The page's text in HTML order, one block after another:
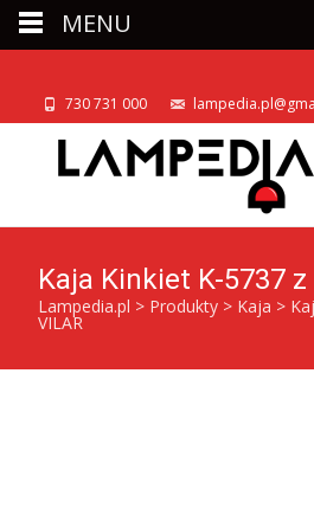
730 731 000
Kaja Kinkiet K-5737
Lampedia.pl > Produkty > Kaja >
VILAR
MENU